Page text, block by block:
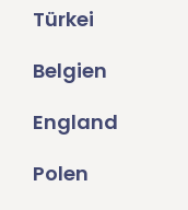
Türkei
Belgien
England
Polen